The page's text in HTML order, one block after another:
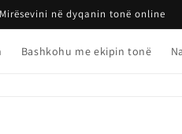
Mirësevini në dyqanin tonë online
Bashkohu me ekipin tonë